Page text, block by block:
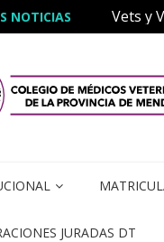
NOTICIAS Vets y
JURADAS DT